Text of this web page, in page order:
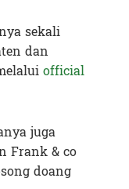
sekali
dan
official
juga
Frank & co
doang